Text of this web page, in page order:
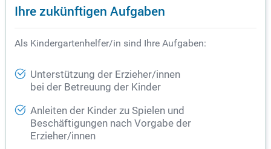
Ihre zukünftigen Aufgaben
Als Kindergartenhelfer/in sind Ihre Aufgaben:
Unterstützung der Erzieher/innen
bei der Betreuung der Kinder
Anleiten der Kinder zu Spielen und
Beschäftigungen nach Vorgabe der
Erzieher/innen